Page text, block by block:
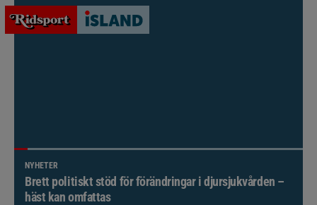
NYHETER
Brett politiskt stöd för förändringar i djursjukvården –
häst kan omfattas